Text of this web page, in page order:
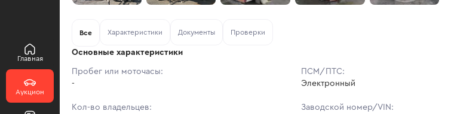
Главная
Аукцион
Все Характеристики Документы Проверки
Основные характеристики
Пробег или моточасы:
-
ПСМ/ПТС:
Электронный
Кол-во владельцев:
Заводской номер/VIN: